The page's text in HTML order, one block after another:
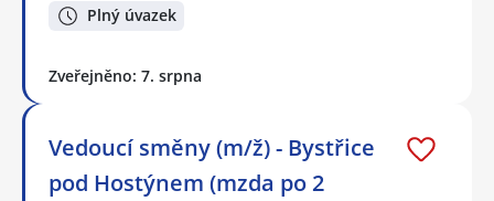
Plný úvazek
Zveřejněno: 7. srpna
Vedoucí směny (m/ž) - Bystřice
pod Hostýnem (mzda po 2